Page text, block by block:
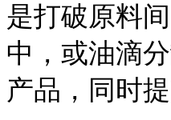
是打破原料
中，或油滴
产品，同时